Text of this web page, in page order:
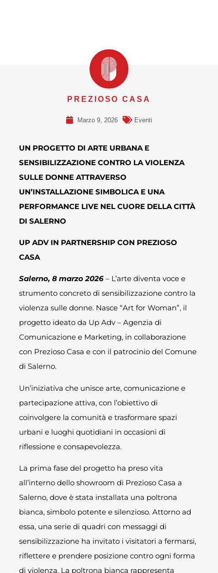
PREZIOSO CASA
Marzo 9, 2026 Eventi
UN PROGETTO DI ARTE URBANA E
SENSIBILIZZAZIONE CONTRO LA VIOLENZA
SULLE DONNE ATTRAVERSO
UN’INSTALLAZIONE SIMBOLICA E UNA
PERFORMANCE LIVE NEL CUORE DELLA CITTÀ
DI SALERNO
UP ADV IN PARTNERSHIP CON PREZIOSO
CASA
Salerno, 8 marzo 2026 – L’arte diventa voce e
strumento concreto di sensibilizzazione contro la
violenza sulle donne. Nasce “Art for Woman”, il
progetto ideato da Up Adv – Agenzia di
Comunicazione e Marketing, in collaborazione
con Prezioso Casa e con il patrocinio del Comune
di Salerno.
Un’iniziativa che unisce arte, comunicazione e
partecipazione attiva, con l’obiettivo di
coinvolgere la comunità e trasformare spazi
urbani e luoghi quotidiani in occasioni di
riflessione e consapevolezza.
La prima fase del progetto ha preso vita
all’interno dello showroom di Prezioso Casa a
Salerno, dove è stata installata una poltrona
bianca, simbolo potente e silenzioso. Attorno ad
essa, una serie di quadri con messaggi di
sensibilizzazione ha invitato i visitatori a fermarsi,
riflettere e prendere posizione contro ogni forma
di violenza. La poltrona bianca rappresenta